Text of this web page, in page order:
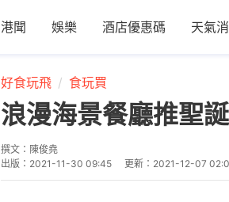
港聞 娛樂 酒店優惠碼 天氣
好食玩飛 食玩買
浪漫海景餐廳推聖
撰文： 陳俊堯
出版： 2021-11-30 09:45 更新： 2021-12-07